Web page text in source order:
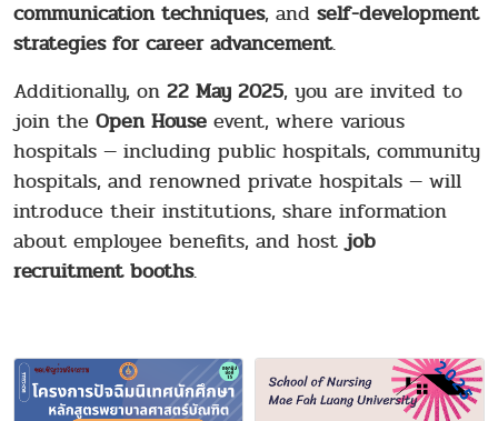
communication techniques, and self-development
strategies for career advancement.
Additionally, on 22 May 2025, you are invited to
join the Open House event, where various
hospitals — including public hospitals, community
hospitals, and renowned private hospitals — will
introduce their institutions, share information
about employee benefits, and hostjob
recruitment booths.